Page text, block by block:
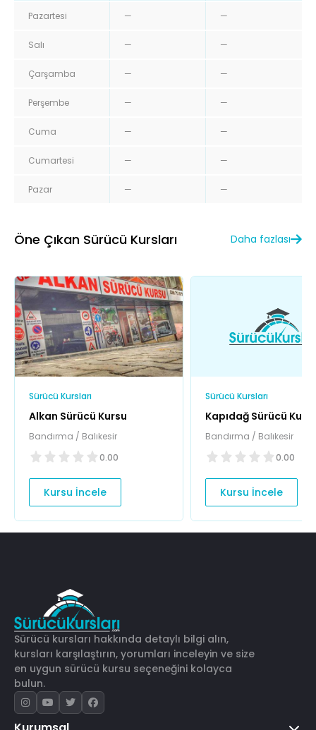
Pazartesi — —
Salı — —
Çarşamba — —
Perşembe — —
Cuma — —
Cumartesi — —
Pazar — —
Öne Çıkan Sürücü Kursları Daha fazlası
Sürücü Kursları
Alkan Sürücü Kursu
Bandırma / Balıkesir
0.00
Kursu İncele
Sürücü Kursları
Kapıdağ Sürücü
Bandırma / Balıkesir
0.00
Kursu İncele
Sürücü kursları hakkında detaylı bilgi alın,
kursları karşılaştırın, yorumları inceleyin ve size
en uygun sürücü kursu seçeneğini kolayca
bulun.